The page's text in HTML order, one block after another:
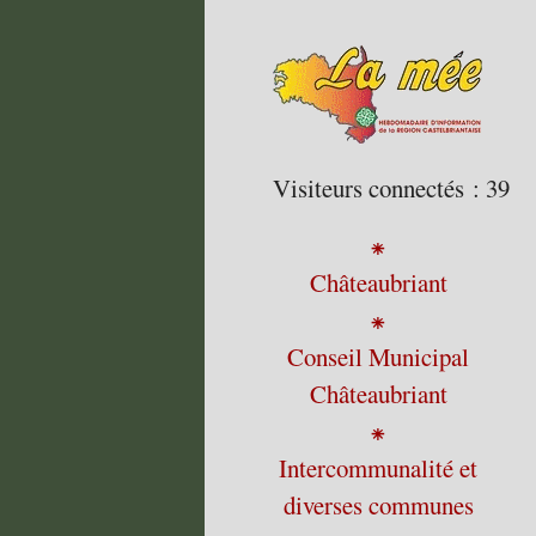
Visiteurs connectés : 39
⁕
Châteaubriant
⁕
Conseil Municipal
Châteaubriant
⁕
Intercommunalité et
diverses communes